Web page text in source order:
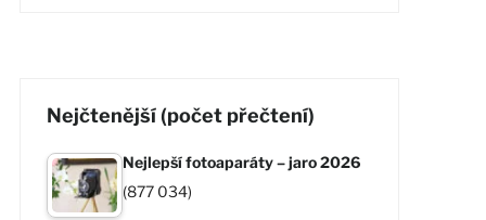
Nejčtenější (počet přečtení)
Nejlepší fotoaparáty – jaro 2026
(877 034)